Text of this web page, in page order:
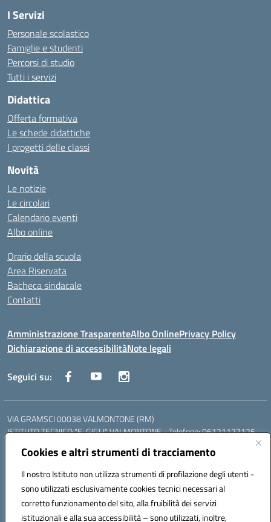
Cookies e altri strumenti di tracciamento
Il nostro Istituto non utilizza strumenti di profilazione degli utenti -
sono utilizzati esclusivamente cookies tecnici necessari al
corretto funzionamento del sito, alla fruibilità dei servizi
istituzionali e alla sua accessibilità – sono utilizzati, inoltre,
I Servizi
Personale scolastico
Famiglie e studenti
Percorsi di studio
Tutti i servizi
Didattica
Offerta formativa
Le schede didattiche
I progetti delle classi
Novità
Le notizie
Le circolari
Calendario eventi
Albo online
Orario della scuola
Area Riservata
Bacheca sindacale
Contatti
Amministrazione TrasparenteAlbo OnlinePrivacy Policy
Dichiarazione di accessibilitàNote legali
Seguici su:
VIA GRAMSCI 00038 VALMONTONE (RM)
ISTITUTO TECNICO "E. GIGLI" VALMONTONE - Telefono: 06121127125
06121126825
LICEO DELLE SCIENZE UMANE "P.L. NERVI" SEGNI - Telefono:
Mail: RMIS099002@istruzione.it - PEC: RMIS099002@pec.istruzione.it
Codice meccanografico: RMIS099002